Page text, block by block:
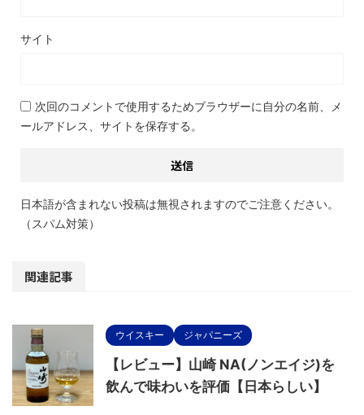
サイト
次回のコメントで使用するためブラウザーに自分の名前、メ
ールアドレス、サイトを保存する。
日本語が含まれない投稿は無視されますのでご注意ください。
（スパム対策）
関連記事
ウイスキー ジャパニーズ
【レビュー】山崎 NA(ノンエイジ)を
飲んで味わいを評価【日本らしい】